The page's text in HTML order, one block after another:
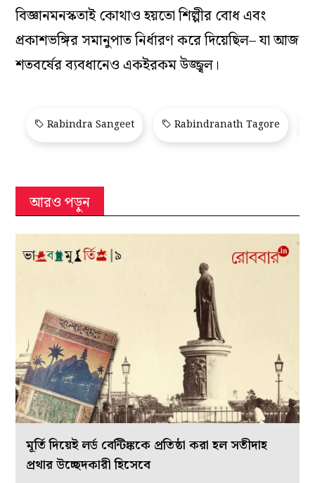
বিজ্ঞানমনস্কতাই কোথাও হয়তো শিল্পীর বোধ এবং
প্রকাশভঙ্গির সমানুপাত নির্ধারণ করে দিয়েছিল– যা আজ
শতবর্ষের ব্যবধানেও একইরকম উজ্জ্বল।
Rabindra Sangeet Rabindranath Tagore
আরও পড়ুন
মূর্তি দিয়েই লর্ড বেন্টিঙ্ককে প্রতিষ্ঠা করা হল সতীদাহ
প্রথার উচ্ছেদকারী হিসেবে